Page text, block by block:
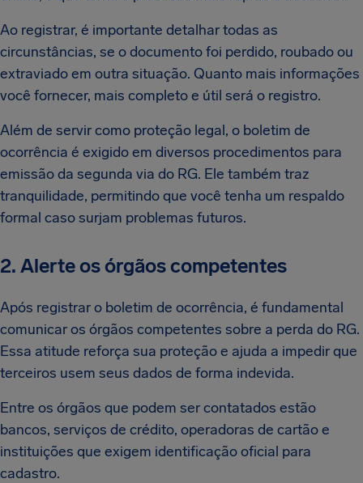
Ao registrar, é importante detalhar todas as
circunstâncias, se o documento foi perdido, roubado ou
extraviado em outra situação. Quanto mais informações
você fornecer, mais completo e útil será o registro.
Além de servir como proteção legal, o boletim de
ocorrência é exigido em diversos procedimentos para
emissão da segunda via do RG. Ele também traz
tranquilidade, permitindo que você tenha um respaldo
formal caso surjam problemas futuros.
2. Alerte os órgãos competentes
Após registrar o boletim de ocorrência, é fundamental
comunicar os órgãos competentes sobre a perda do RG.
Essa atitude reforça sua proteção e ajuda a impedir que
terceiros usem seus dados de forma indevida.
Entre os órgãos que podem ser contatados estão
bancos, serviços de crédito, operadoras de cartão e
instituições que exigem identificação oficial para
cadastro.